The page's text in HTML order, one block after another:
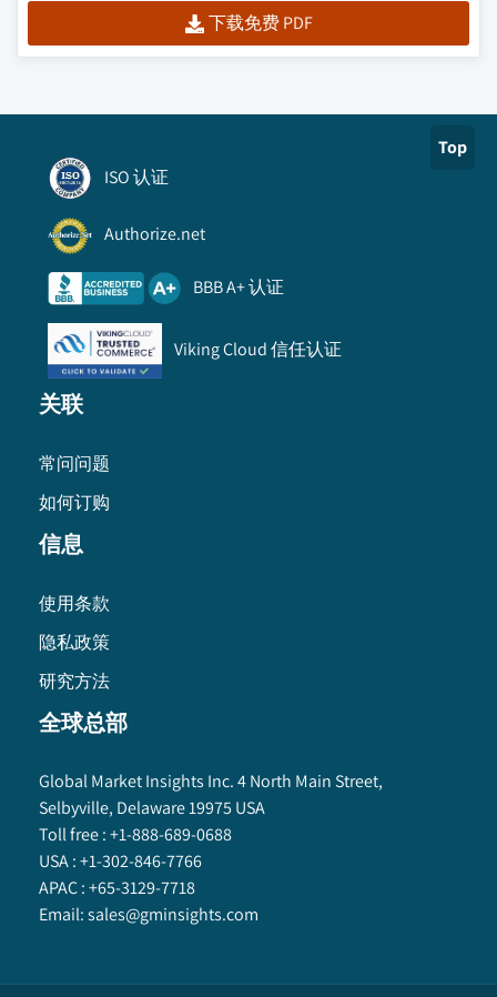
下载免费 PDF
Top
ISO 认证
Authorize.net
BBB A+ 认证
Viking Cloud 信任认证
关联
常问问题
如何订购
信息
使用条款
隐私政策
研究方法
全球总部
Global Market Insights Inc. 4 North Main Street,
Selbyville, Delaware 19975 USA
Toll free :+1-888-689-0688
USA :+1-302-846-7766
APAC :+65-3129-7718
Email:sales@gminsights.com